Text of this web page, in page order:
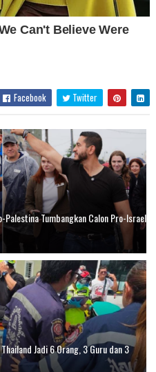
Facebook Twitter
Tumbangkan Calon Pro-Israel
Jadi 6 Orang, 3 Guru dan 3